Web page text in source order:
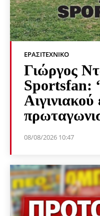
ΕΡΑΣΙΤΕΧΝΙΚΟ
Γιώργος
Sportsfan:
Αιγινιακού
08/08/2026 10:47